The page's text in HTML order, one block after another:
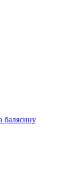
балясину